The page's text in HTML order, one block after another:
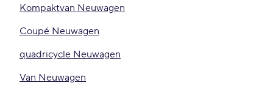
Kompaktvan Neuwagen
Coupé Neuwagen
quadricycle Neuwagen
Van Neuwagen